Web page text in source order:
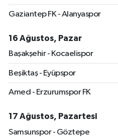
Gaziantep FK - Alanyaspor
16 Ağustos, Pazar
Başakşehir - Kocaelispor
Beşiktaş - Eyüpspor
Amed - Erzurumspor FK
17 Ağustos, Pazartesi
Samsunspor - Göztepe